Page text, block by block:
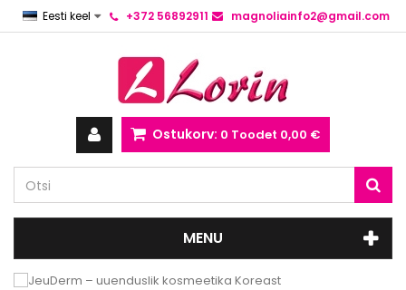
Eesti keel +372 56892911 magnoliainfo2@gmail.com
Ostukorv: 0 Toodet 0,00 €
MENU